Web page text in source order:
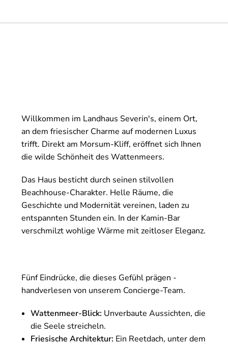
Willkommen im Landhaus Severin's, einem Ort,
an dem friesischer Charme auf modernen Luxus
trifft. Direkt am Morsum-Kliff, eröffnet sich Ihnen
die wilde Schönheit des Wattenmeers.
Das Haus besticht durch seinen stilvollen
Beachhouse-Charakter. Helle Räume, die
Geschichte und Modernität vereinen, laden zu
entspannten Stunden ein. In der Kamin-Bar
verschmilzt wohlige Wärme mit zeitloser Eleganz.
Fünf Eindrücke, die dieses Gefühl prägen -
handverlesen von unserem Concierge-Team.
Wattenmeer-Blick: Unverbaute Aussichten, die
die Seele streicheln.
Friesische Architektur: Ein Reetdach, unter dem